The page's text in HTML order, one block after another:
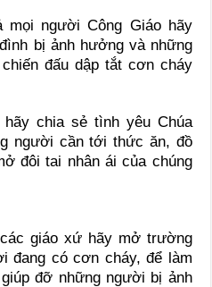
người Công Giáo hãy
bị ảnh hưởng và những
đấu dập tắt cơn cháy
chia sẻ tình yêu Chúa
người cần tới thức ăn, đồ
đôi tai nhân ái của chúng
giáo xứ hãy mở trường
đang có cơn cháy, để làm
đỡ những người bị ảnh